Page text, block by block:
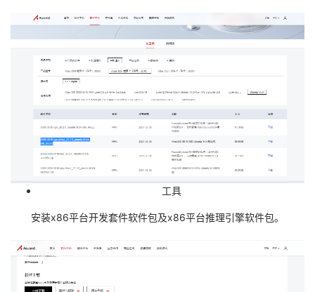
工具
安装x86平台开发套件软件包及x86平台推理引擎软件包。